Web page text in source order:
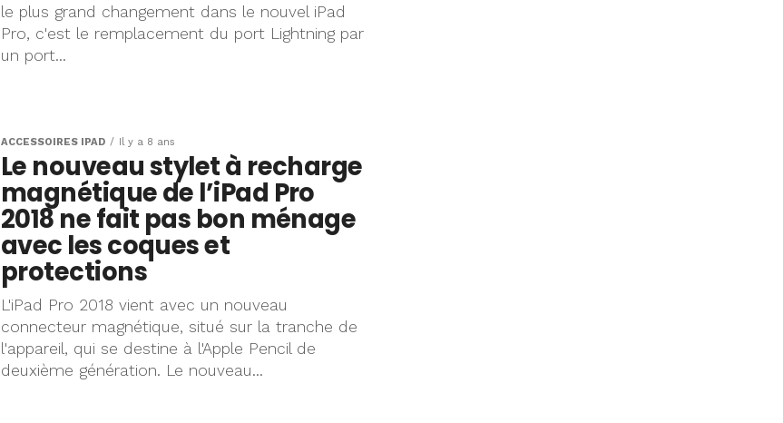
le plus grand changement dans le nouvel iPad
Pro, c'est le remplacement du port Lightning par
un port...
ACCESSOIRES IPAD Il y a 8 ans
Le nouveau stylet à recharge
magnétique de l’iPad Pro
2018 ne fait pas bon ménage
avec les coques et
protections
L'iPad Pro 2018 vient avec un nouveau
connecteur magnétique, situé sur la tranche de
l'appareil, qui se destine à l'Apple Pencil de
deuxième génération. Le nouveau...